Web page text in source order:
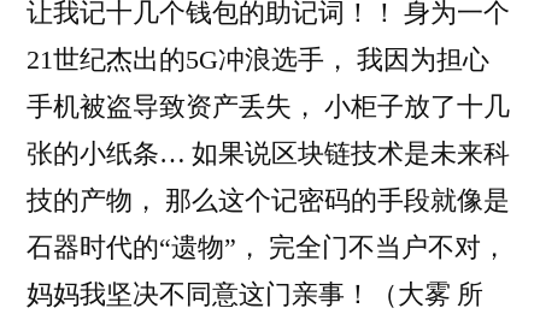
让我记十几个钱包的助记词！！ 身为一个
21世纪杰出的5G冲浪选手， 我因为担心
手机被盗导致资产丢失， 小柜子放了十几
张的小纸条… 如果说区块链技术是未来科
技的产物， 那么这个记密码的手段就像是
石器时代的“遗物”， 完全门不当户不对，
妈妈我坚决不同意这门亲事！（大雾 所